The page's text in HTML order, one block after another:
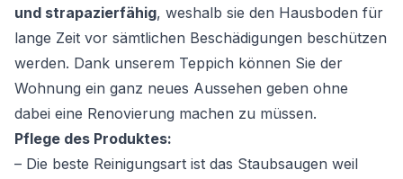
und strapazierfähig, weshalb sie den Hausboden für
lange Zeit vor sämtlichen Beschädigungen beschützen
werden. Dank unserem Teppich können Sie der
Wohnung ein ganz neues Aussehen geben ohne
dabei eine Renovierung machen zu müssen.
Pflege des Produktes:
– Die beste Reinigungsart ist das Staubsaugen weil